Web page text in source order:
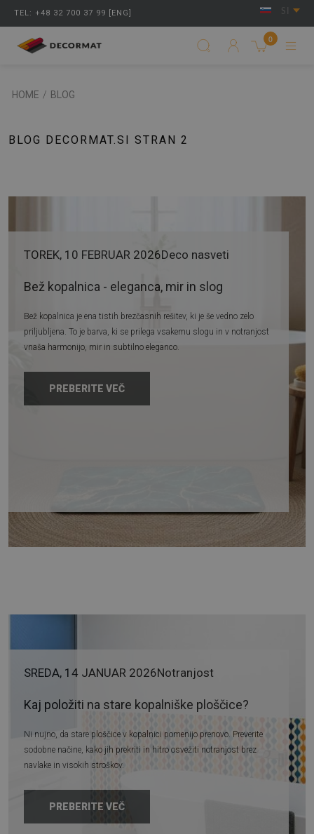
TEL: +48 32 700 37 99 [ENG] SI
0
HOME / BLOG
BLOG DECORMAT.SI STRAN 2
TOREK, 10 FEBRUAR 2026Deco nasveti
Bež kopalnica - eleganca, mir in slog
Bež kopalnica je ena tistih brezčasnih rešitev, ki je še vedno zelo
priljubljena. To je barva, ki se prilega vsakemu slogu in v notranjost
vnaša harmonijo, mir in subtilno eleganco.
PREBERITE VEČ
SREDA, 14 JANUAR 2026Notranjost
Kaj položiti na stare kopalniške ploščice?
Ni nujno, da stare ploščice v kopalnici pomenijo prenovo. Preverite
sodobne načine, kako jih prekriti in hitro osvežiti notranjost brez
navlake in visokih stroškov.
PREBERITE VEČ